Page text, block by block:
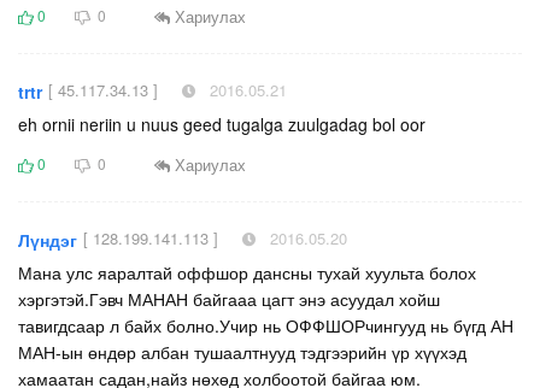
0 0 Хариулах
trtr [ 45.117.34.13 ] 2016.05.21
eh ornii neriin u nuus geed tugalga zuulgadag bol oor
0 0 Хариулах
Лүндэг [ 128.199.141.113 ] 2016.05.20
Мана улс яаралтай оффшор дансны тухай хуульта болох
хэргэтэй.Гэвч МАНАН байгааа цагт энэ асуудал хойш
тавигдсаар л байх болно.Учир нь ОФФШОРчингууд нь бүгд АН
МАН-ын өндөр албан тушаалтнууд тэдгээрийн үр хүүхэд
хамаатан садан,найз нөхөд холбоотой байгаа юм.